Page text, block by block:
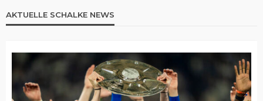
AKTUELLE SCHALKE NEWS